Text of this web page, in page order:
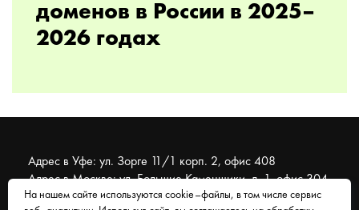
доменов в России в 2025–
2026 годах
Адрес в Уфе: ул. Зорге 11/1 корп. 2, офис 408
Адрес в Москве: ул. Большие Каменщики, д. 1, офис 304
На нашем сайте используются cookie–файлы, в том числе сервис